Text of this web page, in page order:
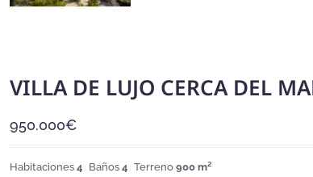
VILLA DE LUJO CERCA DEL
950.000€
Habitaciones 4 Baños 4 Terreno 900 m²